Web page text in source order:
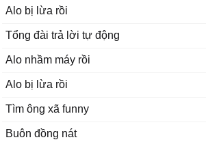
Alo bị lừa rồi
Tổng đài trả lời tự động
Alo nhầm máy rồi
Alo bị lừa rồi
Tìm ông xã funny
Buôn đồng nát